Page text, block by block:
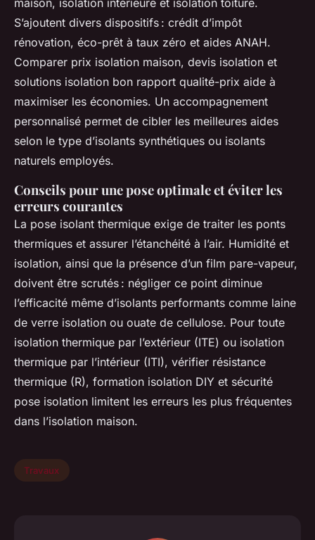
maison, isolation intérieure et isolation toiture.
S’ajoutent divers dispositifs : crédit d’impôt
rénovation, éco-prêt à taux zéro et aides ANAH.
Comparer prix isolation maison, devis isolation et
solutions isolation bon rapport qualité-prix aide à
maximiser les économies. Un accompagnement
personnalisé permet de cibler les meilleures aides
selon le type d’isolants synthétiques ou isolants
naturels employés.
Conseils pour une pose optimale et éviter les
erreurs courantes
La pose isolant thermique exige de traiter les ponts
thermiques et assurer l’étanchéité à l’air. Humidité et
isolation, ainsi que la présence d’un film pare-vapeur,
doivent être scrutés : négliger ce point diminue
l’efficacité même d’isolants performants comme laine
de verre isolation ou ouate de cellulose. Pour toute
isolation thermique par l’extérieur (ITE) ou isolation
thermique par l’intérieur (ITI), vérifier résistance
thermique (R), formation isolation DIY et sécurité
pose isolation limitent les erreurs les plus fréquentes
dans l’isolation maison.
Travaux